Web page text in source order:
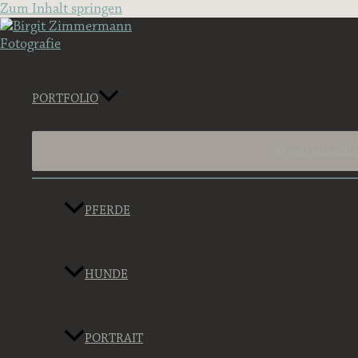
Zum Inhalt springen
PORTFOLIO
PFERDE
HUNDE
PORTRAIT